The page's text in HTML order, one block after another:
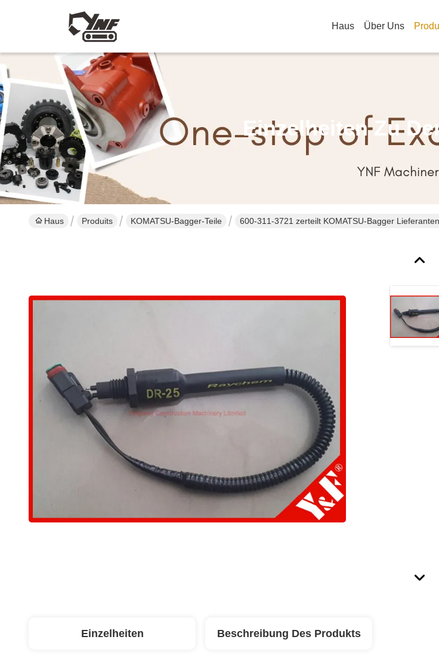
Haus Über Uns
Einzelheiten Zu
Haus Produits KOMATSU-Bagger-Teile 600-311-3721 zerteilt KOMATSU-Bagger
Einzelheiten Beschreibung Des Produkts